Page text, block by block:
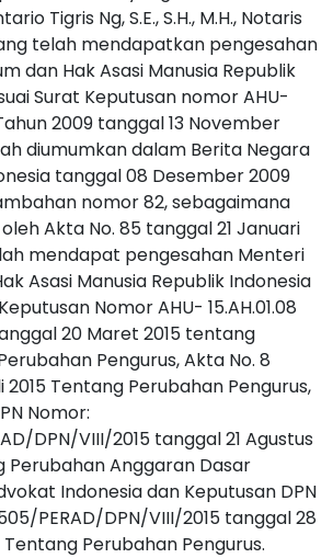
Tigris Ng, S.E., S.H., M.H., Notaris
telah mendapatkan pengesahan
dan Hak Asasi Manusia Republik
Surat Keputusan nomor AHU-
2009 tanggal 13 November
diumumkan dalam Berita Negara
tanggal 08 Desember 2009
nomor 82, sebagaimana
Akta No. 85 tanggal 21 Januari
mendapat pengesahan Menteri
Asasi Manusia Republik Indonesia
Nomor AHU- 15.AH.01.08
20 Maret 2015 tentang
Pengurus, Akta No. 8
2015 Tentang Perubahan Pengurus,
Nomor:
DPN/VIII/2015 tanggal 21 Agustus
Perubahan Anggaran Dasar
Indonesia dan Keputusan DPN
PERAD/DPN/VIII/2015 tanggal 28
Tentang Perubahan Pengurus.